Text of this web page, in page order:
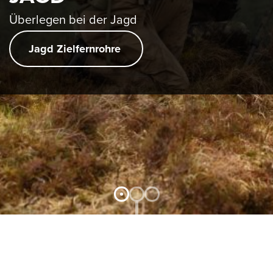
WISSENSWERTES
JOBS &
KARRIERE
KONTAKT
Überlegen bei der Jagd
Jagd Zielfernrohre